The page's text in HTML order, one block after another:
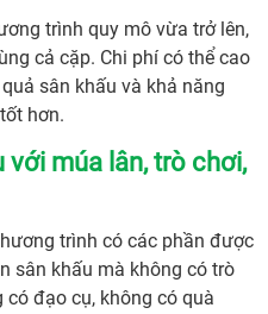
8. Có
nên
Chú
Chị
Hằng
trình quy mô vừa trở lên,
cả cặp. Chi phí có thể cao
sân khấu và khả năng
hơn.
với múa lân, trò chơi,
trình có các phần được
sân khấu mà không có trò
đạo cụ, không có quà